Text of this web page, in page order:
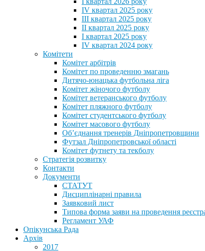
IV квартал 2025 року
III квартал 2025 року
II квартал 2025 року
I квартал 2025 року
IV квартал 2024 року
Комітети
Комітет арбітрів
Комітет по проведенню змагань
Дитячо-юнацька футбольна ліга
Комітет жіночого футболу
Комітет ветеранського футболу
Комітет пляжного футболу
Комітет студентського футболу
Комітет масового футболу
Обʼєднання тренерів Дніпропетровщини
Футзал Дніпропетровської області
Комітет футнету та текболу
Стратегія розвитку
Контакти
Документи
СТАТУТ
Дисциплінарні правила
Заявковий лист
Типова форма заяви на проведення
Регламент УАФ
Опікунська Рада
Архів
2017